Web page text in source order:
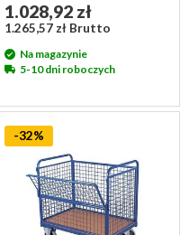
1.028,92 zł
1.265,57 zł Brutto
Na magazynie
5-10 dni roboczych
-32%